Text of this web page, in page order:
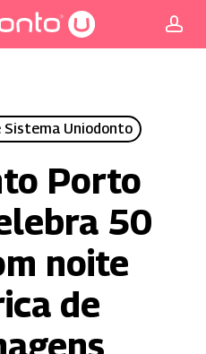
Sistema Uniodonto
Porto
50
noite
de